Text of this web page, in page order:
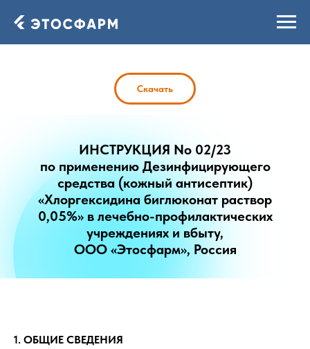
Скачать
ИНСТРУКЦИЯ No 02/23
по применению Дезинфицирующего
средства (кожный антисептик)
«Хлоргексидина биглюконат раствор
0,05%» в лечебно-профилактических
учреждениях и вбыту,
ООО «Этосфарм», Россия
1. ОБЩИЕ СВЕДЕНИЯ